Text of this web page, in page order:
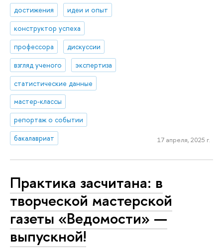
достижения
идеи и опыт
конструктор успеха
профессора
дискуссии
взгляд ученого
экспертиза
статистические данные
мастер-классы
репортаж о событии
бакалавриат
17 апреля, 2025 г.
Практика засчитана: в
творческой мастерской
газеты «Ведомости» —
выпускной!